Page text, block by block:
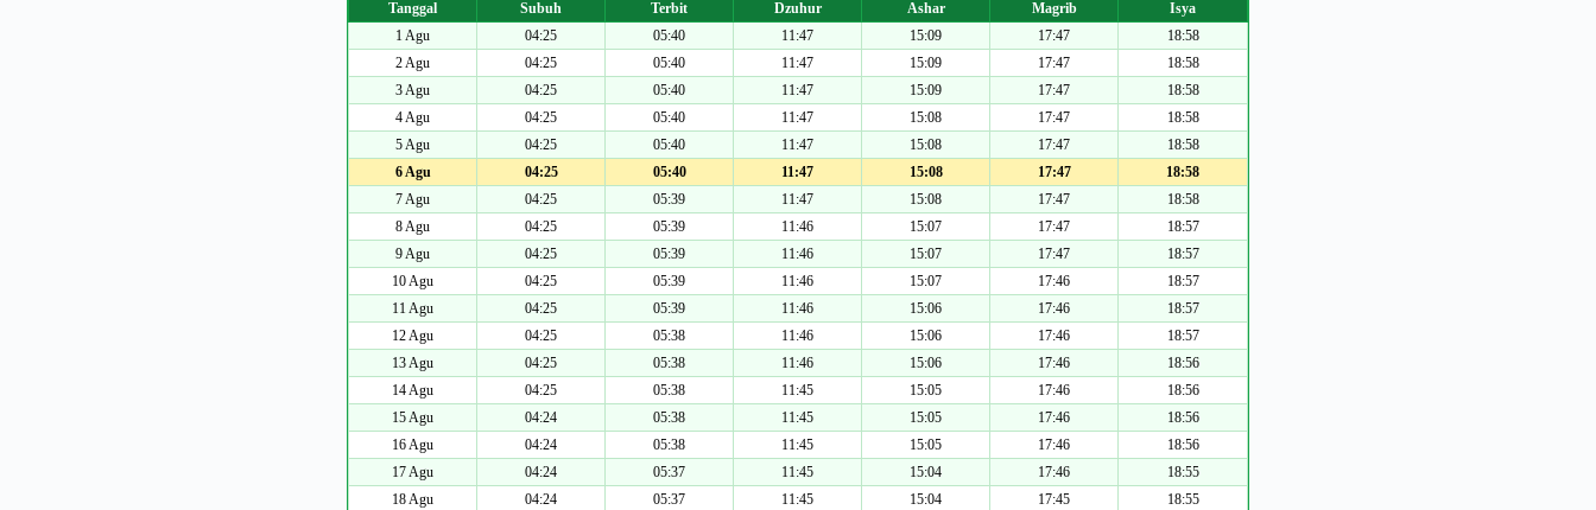
Tanggal Subuh Terbit Dzuhur Ashar Magrib
Isya
1 Agu
04:25 05:40 11:47 15:09 17:47
18:58
2 Agu
04:25 05:40 11:47 15:09 17:47
18:58
3 Agu
04:25 05:40 11:47 15:09 17:47
18:58
4 Agu
04:25 05:40 11:47 15:08 17:47
18:58
5 Agu
04:25 05:40 11:47 15:08 17:47
18:58
6 Agu
04:25 05:40 11:47 15:08 17:47
18:58
7 Agu
04:25 05:39 11:47 15:08 17:47
18:58
8 Agu
04:25 05:39 11:46 15:07 17:47
18:57
9 Agu
04:25 05:39 11:46 15:07 17:47
18:57
10 Agu
04:25 05:39 11:46 15:07 17:46
18:57
11 Agu
04:25 05:39 11:46 15:06 17:46
18:57
12 Agu
04:25 05:38 11:46 15:06 17:46
18:57
13 Agu
04:25 05:38 11:46 15:06 17:46
18:56
14 Agu
04:25 05:38 11:45 15:05 17:46
18:56
15 Agu
04:24 05:38 11:45 15:05 17:46
18:56
16 Agu
04:24 05:38 11:45 15:05 17:46
18:56
17 Agu
04:24 05:37 11:45 15:04 17:46
18:55
18 Agu
04:24 05:37 11:45 15:04 17:45
18:55